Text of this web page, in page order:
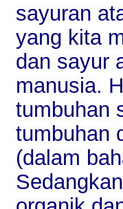
sayuran
yang kita
dan sayur
manusia.
tumbuhan
tumbuhan
(dalam